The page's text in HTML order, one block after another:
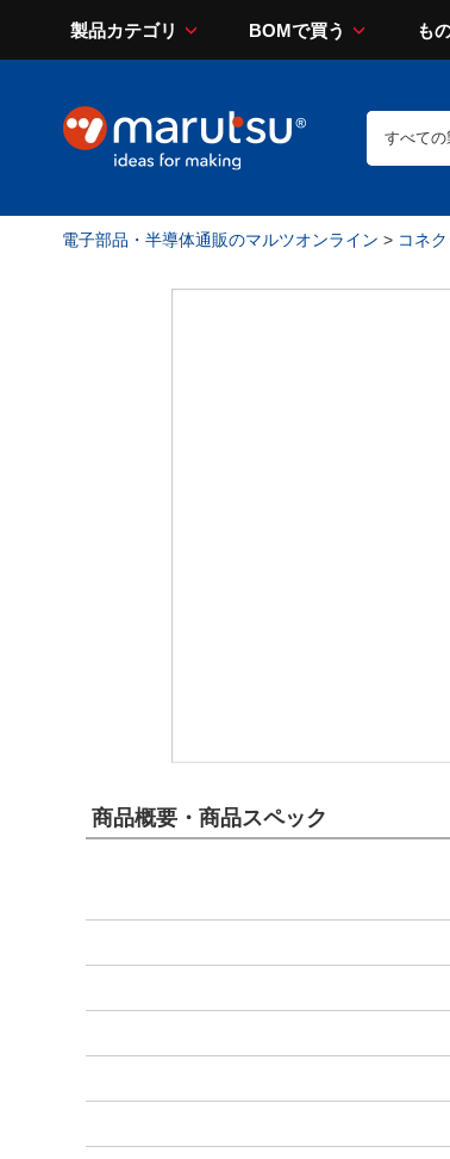
製品カテゴリ BOMで買う も
電子部品・半導体通販のマルツオンライン > コネ
商品概要・商品スペック